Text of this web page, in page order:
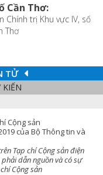
Cần Thơ:
Chính trị Khu vực IV, số
Thơ
TỬ
KIẾN
Cộng sản
của Bộ Thông tin và
Tạp chí Cộng sản điện
phải dẫn nguồn và có sự
Cộng sản